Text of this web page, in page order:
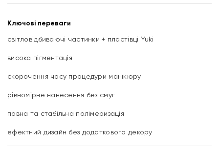
Ключові переваги
світловідбиваючі частинки + пластівці Yuki
висока пігментація
скорочення часу процедури манікюру
рівномірне нанесення без смуг
повна та стабільна полімеризація
ефектний дизайн без додаткового декору